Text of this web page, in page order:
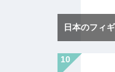
日本のフィ